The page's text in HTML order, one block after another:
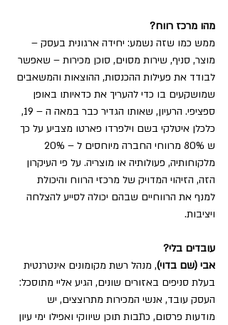
מהו מרכז רווח?
ממש כמו שזה נשמע: יחידה ארגונית בעסק –
מוצר, סניף, שירות מסוים, סוכן מכירות – שאפשר
לבודד את פעילות ההכנסות, ההוצאות והמשאבים
שמושקעים בו כדי להעריך את כדאיותו באופן
ספציפי. הרעיון, שאותו הגדיר כבר במאה ה – 19,
כלכלן איטלקי בשם וילפרדו פארטו מצביע על כך
מלקוחותיה, פעולותיה או מוצריה. על פי העיקרון
הזה, הזיהוי המדויק של מרכזי הרווח והיכולת
למנף את הרווחיים שבהם יכולה לסייע להצלחה
ויציבות.
עובדים בלי?
אבי (שם בדוי), מנהל רשת מקומונים אינטרנטית
בעלת סניפים באזורים שונים, הגיע אליי מתוסכל:
העסק עובד, אנשי המכירות מתרוצצים, יש
מודעות פרסום, כתבות תוכן שיווקי ואפילו ימי עיון